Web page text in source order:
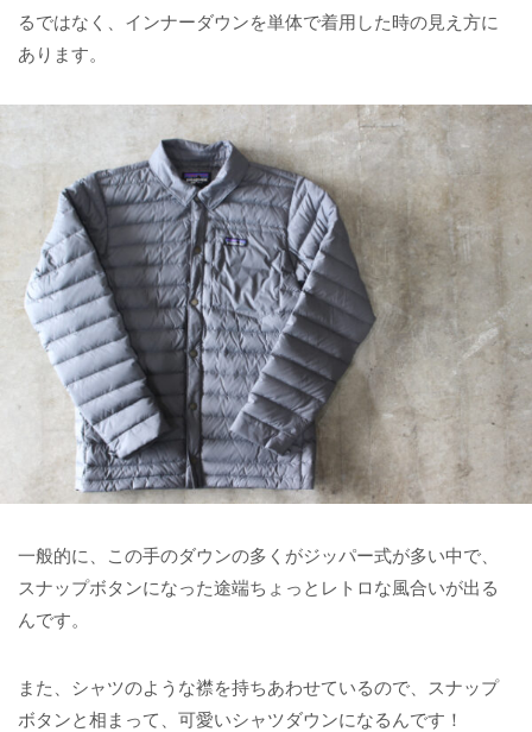
るではなく、インナーダウンを単体で着用した時の見え方に
あります。
一般的に、この手のダウンの多くがジッパー式が多い中で、
スナップボタンになった途端ちょっとレトロな風合いが出る
んです。
また、シャツのような襟を持ちあわせているので、スナップ
ボタンと相まって、可愛いシャツダウンになるんです！